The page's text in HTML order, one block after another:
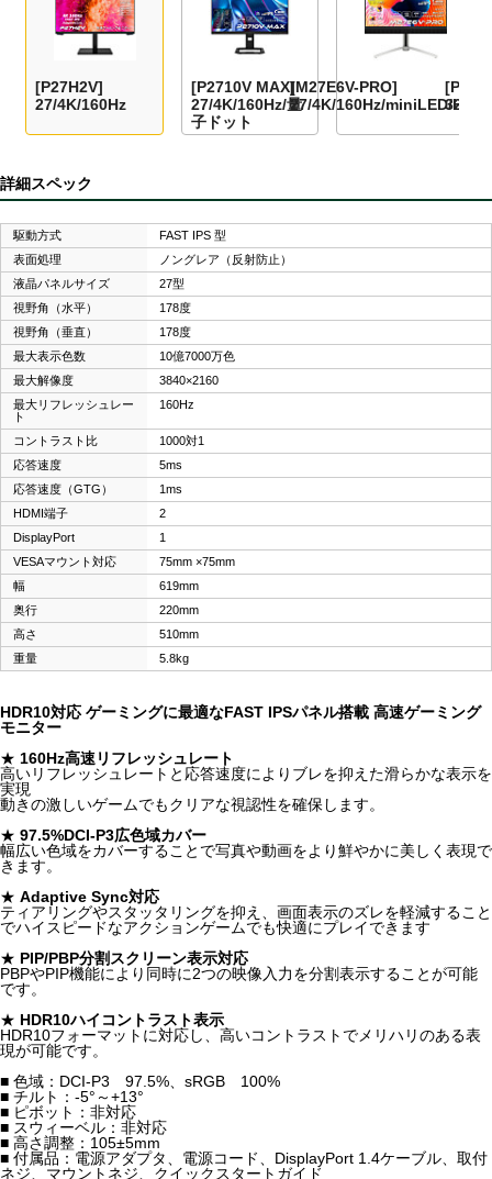
[P27H2V]
27/4K/160Hz
[P2710V MAX]
27/4K/160Hz/量
子ドット
[M27E6V-PRO]
27/4K/160Hz/miniLED/32/
詳細スペック
駆動方式
FAST IPS 型
表面処理
ノングレア（反射防止）
液晶パネルサイズ
27型
視野角（水平）
178度
視野角（垂直）
178度
最大表示色数
10億7000万色
最大解像度
3840×2160
最大リフレッシュレー
ト
160Hz
コントラスト比
1000対1
応答速度
5ms
応答速度（GTG）
1ms
HDMI端子
2
DisplayPort
1
VESAマウント対応
75mm ×75mm
幅
619mm
奥行
220mm
高さ
510mm
重量
5.8kg
HDR10対応 ゲーミングに最適なFAST IPSパネル搭載 高速ゲーミング
モニター
★ 160Hz高速リフレッシュレート
高いリフレッシュレートと応答速度によりブレを抑えた滑らかな表示を
実現
動きの激しいゲームでもクリアな視認性を確保します。
★ 97.5%DCI-P3広色域カバー
幅広い色域をカバーすることで写真や動画をより鮮やかに美しく表現で
きます。
★ Adaptive Sync対応
ティアリングやスタッタリングを抑え、画面表示のズレを軽減すること
でハイスピードなアクションゲームでも快適にプレイできます
★ PIP/PBP分割スクリーン表示対応
PBPやPIP機能により同時に2つの映像入力を分割表示することが可能
です。
★ HDR10ハイコントラスト表示
HDR10フォーマットに対応し、高いコントラストでメリハリのある表
現が可能です。
■ 色域：DCI-P3 97.5%、sRGB 100%
■ チルト：-5°～+13°
■ ピボット：非対応
■ スウィーベル：非対応
■ 高さ調整：105±5mm
■ 付属品：電源アダプタ、電源コード、DisplayPort 1.4ケーブル、取付
ネジ、マウントネジ、クイックスタートガイド